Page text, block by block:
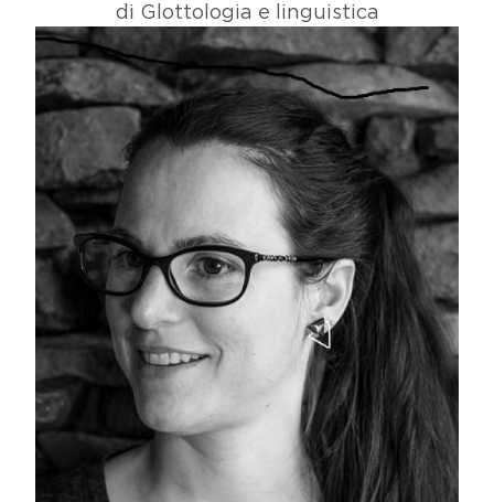
di Glottologia e linguistica